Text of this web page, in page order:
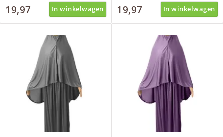
19,97 In winkelwagen 19,97 In winkelwagen